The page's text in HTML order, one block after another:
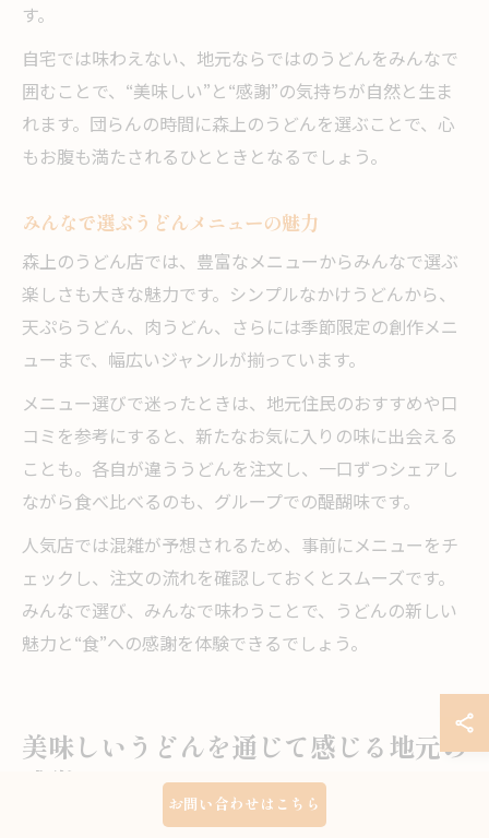
す。
自宅では味わえない、地元ならではのうどんをみんなで
囲むことで、“美味しい”と“感謝”の気持ちが自然と生ま
れます。団らんの時間に森上のうどんを選ぶことで、心
もお腹も満たされるひとときとなるでしょう。
みんなで選ぶうどんメニューの魅力
森上のうどん店では、豊富なメニューからみんなで選ぶ
楽しさも大きな魅力です。シンプルなかけうどんから、
天ぷらうどん、肉うどん、さらには季節限定の創作メニ
ューまで、幅広いジャンルが揃っています。
メニュー選びで迷ったときは、地元住民のおすすめや口
コミを参考にすると、新たなお気に入りの味に出会える
ことも。各自が違ううどんを注文し、一口ずつシェアし
ながら食べ比べるのも、グループでの醍醐味です。
人気店では混雑が予想されるため、事前にメニューをチ
ェックし、注文の流れを確認しておくとスムーズです。
みんなで選び、みんなで味わうことで、うどんの新しい
魅力と“食”への感謝を体験できるでしょう。
美味しいうどんを通じて感じる地元の
感謝
お問い合わせはこちら